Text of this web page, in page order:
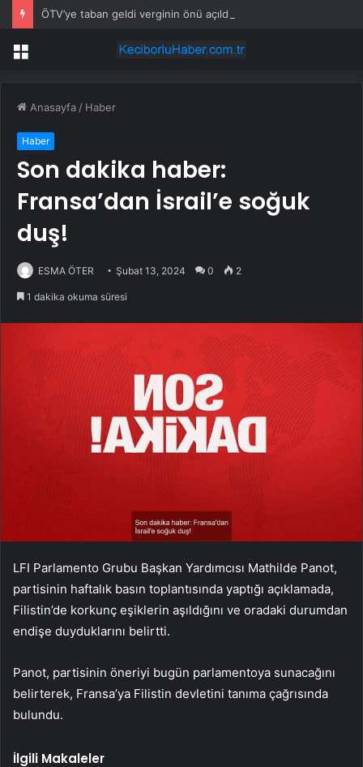
ÖTV’ye taban geldi verginin önü açıldı
Menü
Anasayfa / Haber
Haber
Son dakika haber:
Fransa’dan İsrail’e soğuk
duş!
ESMA ÖTER Şubat 13, 2024 0 2
1 dakika okuma süresi
LFI Parlamento Grubu Başkan Yardımcısı Mathilde Panot,
partisinin haftalık basın toplantısında yaptığı açıklamada,
Filistin’de korkunç eşiklerin aşıldığını ve oradaki durumdan
endişe duyduklarını belirtti.
Panot, partisinin öneriyi bugün parlamentoya sunacağını
belirterek, Fransa’ya Filistin devletini tanıma çağrısında
bulundu.
İlgili Makaleler